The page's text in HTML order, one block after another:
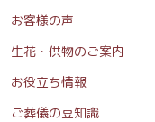
お客様の声
生花・供物のご案内
お役立ち情報
ご葬儀の豆知識